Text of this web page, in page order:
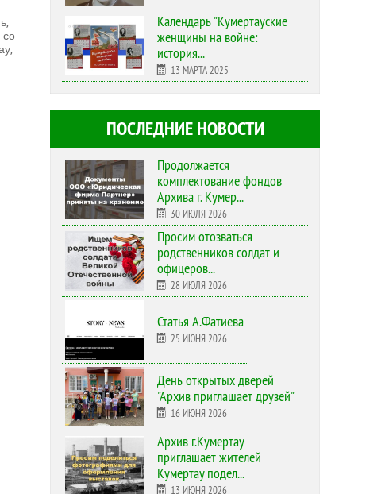
со
Календарь "Кумертауские
женщины на войне:
история...
13 МАРТА 2025
ПОСЛЕДНИЕ НОВОСТИ
Продолжается
комплектование фондов
Архива г. Кумер...
30 ИЮЛЯ 2026
Просим отозваться
родственников солдат и
офицеров...
28 ИЮЛЯ 2026
Статья А.Фатиева
25 ИЮНЯ 2026
День открытых дверей
"Архив приглашает друзей"
16 ИЮНЯ 2026
Архив г.Кумертау
приглашает жителей
Кумертау подел...
13 ИЮНЯ 2026